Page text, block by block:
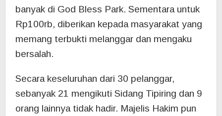
banyak di God Bless Park. Sementara untuk
Rp100rb, diberikan kepada masyarakat yang
memang terbukti melanggar dan mengaku
bersalah.
Secara keseluruhan dari 30 pelanggar,
sebanyak 21 mengikuti Sidang Tipiring dan 9
orang lainnya tidak hadir. Majelis Hakim pun